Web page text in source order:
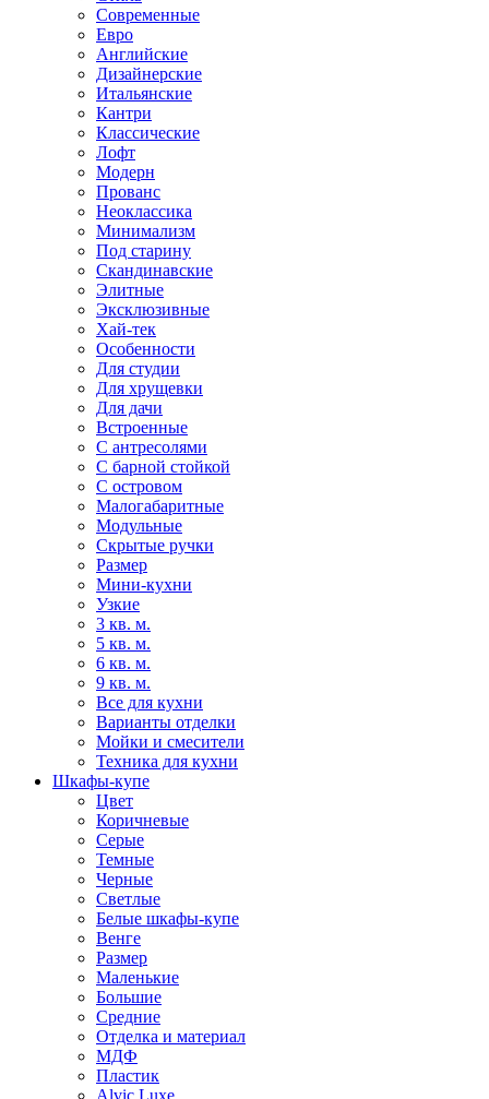
Современные
Евро
Английские
Дизайнерские
Итальянские
Кантри
Классические
Лофт
Модерн
Прованс
Неоклассика
Минимализм
Под старину
Скандинавские
Элитные
Эксклюзивные
Хай-тек
Особенности
Для студии
Для хрущевки
Для дачи
Встроенные
С антресолями
С барной стойкой
С островом
Малогабаритные
Модульные
Скрытые ручки
Размер
Мини-кухни
Узкие
3 кв. м.
5 кв. м.
6 кв. м.
9 кв. м.
Все для кухни
Варианты отделки
Мойки и смесители
Техника для кухни
Шкафы-купе
Цвет
Коричневые
Серые
Темные
Черные
Светлые
Белые шкафы-купе
Венге
Размер
Маленькие
Большие
Средние
Отделка и материал
МДФ
Пластик
Alvic Luxe